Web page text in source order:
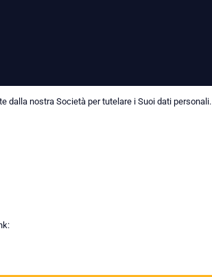
dalla nostra Società per tutelare i Suoi dati personali.